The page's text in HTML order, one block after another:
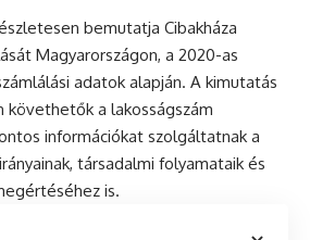
bemutatja Cibakháza
Magyarországon, a 2020-as
adatok alapján. A kimutatás
a lakosságszám
információkat szolgáltatnak a
társadalmi folyamataik és
is.